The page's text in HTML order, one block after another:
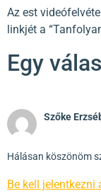
Az est
linkjét a
Egy
Szőke
Hálásan köszönöm
Be kell